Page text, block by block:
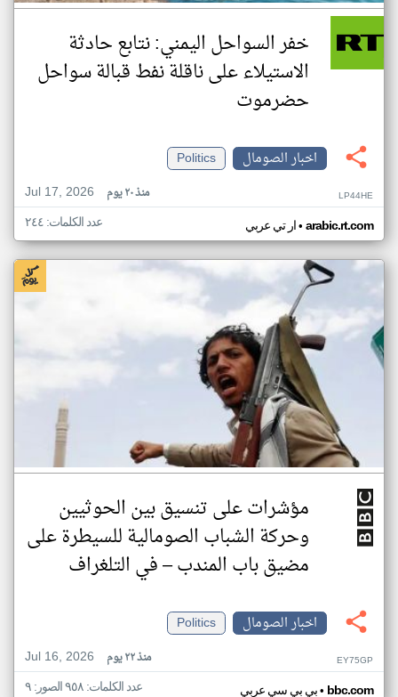
خفر السواحل اليمني: نتابع حادثة
الاستيلاء على ناقلة نفط قبالة سواحل
حضرموت
اخبار الصومال
Politics
Jul 17, 2026
منذ ٢٠ يوم LP44HE
ار تي عربي• arabic.rt.com عدد الكلمات: ٢٤٤
مؤشرات على تنسيق بين الحوثيين
وحركة الشباب الصومالية للسيطرة على
مضيق باب المندب – في التلغراف
اخبار الصومال
Politics
Jul 16, 2026
منذ ٢٢ يوم EY75GP
بي بي سي عربي• bbc.com عدد الكلمات: ٩٥٨ الصور: ٩